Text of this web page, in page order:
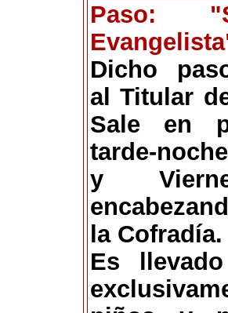
Paso:
Dicho
al Titular
Sale en
tarde-
y
la Cofradía.
Es